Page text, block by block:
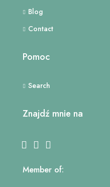
Blog
Contact
Pomoc
Search
Znajdź mnie na
Member of: